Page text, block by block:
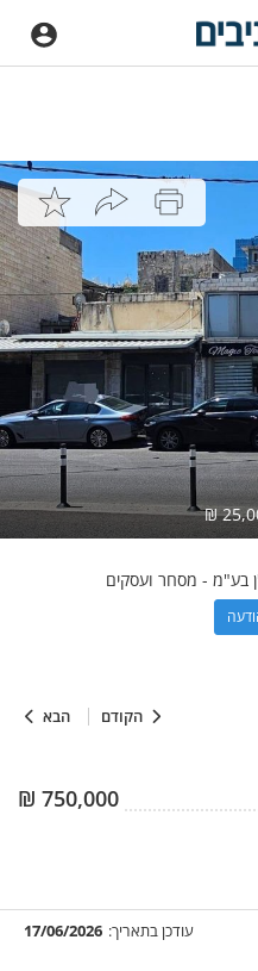
הקודם הבא
₪
בע"מ - מסחר ועסקים
750,000
₪
עודכן בתאריך: 17/06/2026